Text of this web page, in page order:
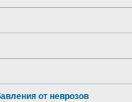
от неврозов